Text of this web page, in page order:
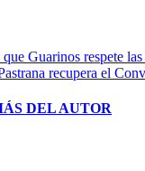
Guarinos respete
recupera el
DEL AUTOR